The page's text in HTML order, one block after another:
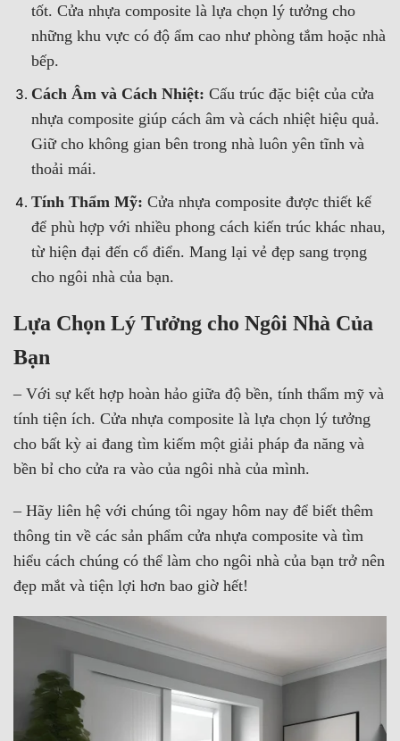
tốt. Cửa nhựa composite là lựa chọn lý tưởng cho
những khu vực có độ ẩm cao như phòng tắm hoặc nhà
bếp.
Cách Âm và Cách Nhiệt: Cấu trúc đặc biệt của cửa
nhựa composite giúp cách âm và cách nhiệt hiệu quả.
Giữ cho không gian bên trong nhà luôn yên tĩnh và
thoải mái.
Tính Thẩm Mỹ: Cửa nhựa composite được thiết kế
để phù hợp với nhiều phong cách kiến trúc khác nhau,
từ hiện đại đến cổ điển. Mang lại vẻ đẹp sang trọng
cho ngôi nhà của bạn.
Lựa Chọn Lý Tưởng cho Ngôi Nhà Của
Bạn
– Với sự kết hợp hoàn hảo giữa độ bền, tính thẩm mỹ và
tính tiện ích. Cửa nhựa composite là lựa chọn lý tưởng
cho bất kỳ ai đang tìm kiếm một giải pháp đa năng và
bền bỉ cho cửa ra vào của ngôi nhà của mình.
– Hãy liên hệ với chúng tôi ngay hôm nay để biết thêm
thông tin về các sản phẩm cửa nhựa composite và tìm
hiểu cách chúng có thể làm cho ngôi nhà của bạn trở nên
đẹp mắt và tiện lợi hơn bao giờ hết!